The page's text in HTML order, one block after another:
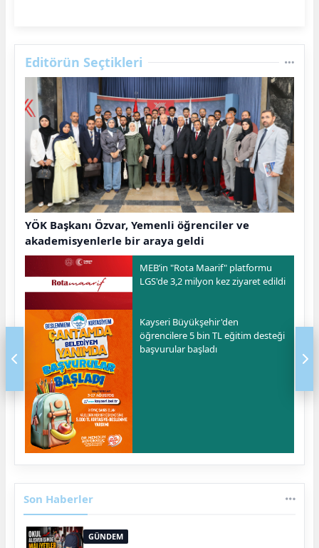
Editörün Seçtikleri
YÖK Başkanı Özvar, Yemenli öğrenciler ve
akademisyenlerle bir araya geldi
MEB’in "Rota Maarif" platformu
LGS'de 3,2 milyon kez ziyaret edildi
Kayseri Büyükşehir'den
öğrencilere 5 bin TL eğitim desteği
başvurular başladı
Son Haberler
GÜNDEM